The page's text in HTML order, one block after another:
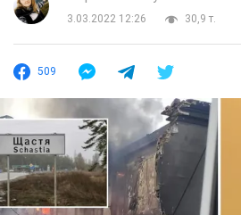
3.03.2022 12:26
30,9 т.
509